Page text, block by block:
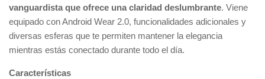
vanguardista que ofrece una claridad deslumbrante. Viene
equipado con Android Wear 2.0, funcionalidades adicionales y
diversas esferas que te permiten mantener la elegancia
mientras estás conectado durante todo el día.
Características